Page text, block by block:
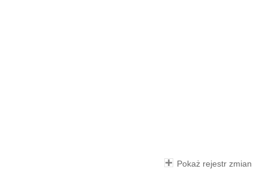
Pokaż rejestr zmian